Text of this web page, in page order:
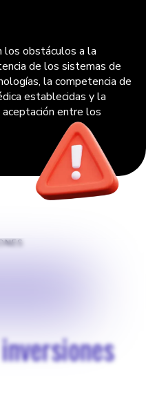
los obstáculos a la
de los sistemas de
la competencia de
establecidas y la
entre los